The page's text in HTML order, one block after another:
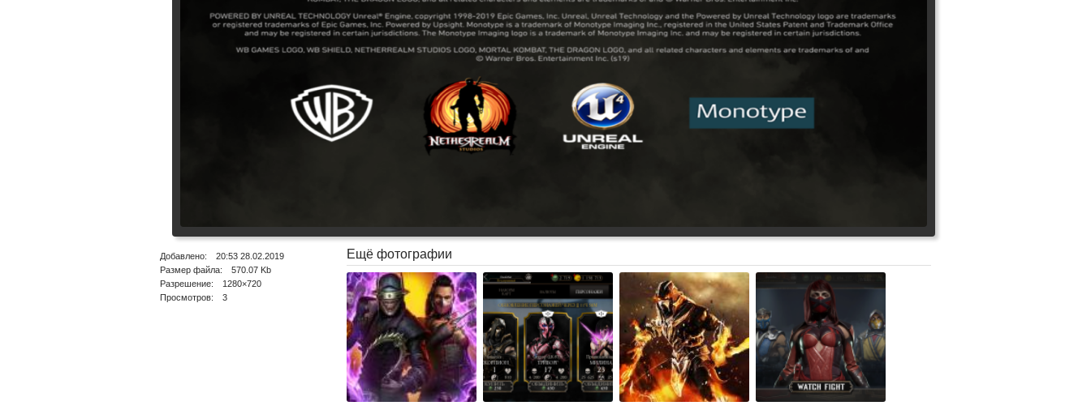
Добавлено: 20:53 28.02.2019
Размер файла: 570.07 Kb
Разрешение: 1280×720
Просмотров: 3
Ещё фотографии